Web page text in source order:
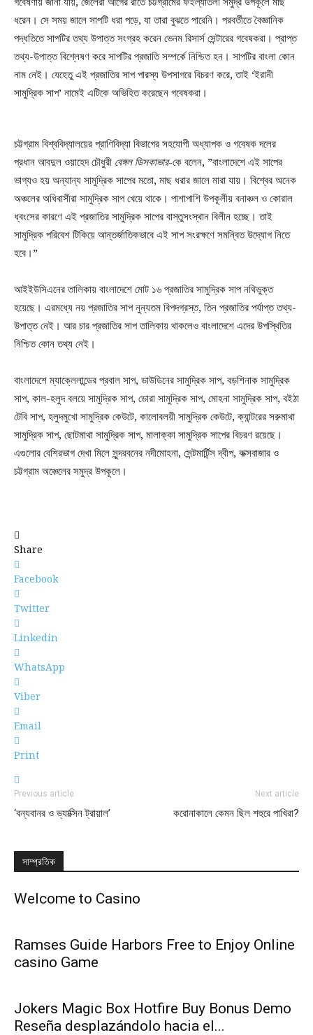
ধরেন। সে সময় জালে সাপটি ধরা পড়ে, যা তারা বুঝতে পারেনি। পরবর্তীতে বৈজ্ঞানিক
পদ্ধতিতে সাপটির তথ্য উপাত্ত সংগ্রহ করেন ভেনম রিসার্স সেন্টারের গবেষকরা। প্রাপ্ত
তথ্য-উপাত্ত বিশ্লেষণ করে সাপটির প্রজাতি সম্পর্কে নিশ্চিত হন। সাপটির বাংলা কোন
নাম নেই। যেহেতু এই প্রজাতির সাপ পারস্য উপসাগরে বিচরণ করে, তাই ‘ইরানী
সামুদ্রিক সাপ’ নামেই এটিকে অভিহিত করেছেন গবেষকরা।
চট্টগ্রাম বিশ্ববিদ্যালয়ের প্রাণিবিদ্যা বিভাগের সহযোগী অধ্যাপক ও গবেষক দলের
প্রধান আবদুল ওয়াহেদ চৌধুরী বেঙ্গল ডিসকাভার-কে বলেন, ”বাংলাদেশে এই সাপের
ভাগ্যও হয় অন্যান্য সামুদ্রিক সাপের মতো, মাছ ধরার জালে মারা যায়। বিশ্বের অনেক
অঞ্চলের অধিবাসীরা সামুদ্রিক সাপ খেয়ে থাকে। পাশাপাশি উপকূলীয় বনাঞ্চল ও কোরাল
ধ্বংসের কারণে এই প্রজাতির সামুদ্রিক সাপের বাস্তুসংস্থান বিলীন হচ্ছে। তাই
সামুদ্রিক পরিবেশ টিকিয়ে আন্তর্জাতিকভাবে এই সাপ সংরক্ষণে সমন্বিত উদ্যোগ নিতে
হবে।”
আইইউসিএনের তালিকায় বাংলাদেশে মোট ১৬ প্রজাতির সামুদ্রিক সাপ নথিভুক্ত
হয়েছে। এরমধ্যে নয় প্রজাতির সাপ নুন্যতম বিপদগ্রস্ত, তিন প্রজাতির পর্যাপ্ত তথ্য-
উপাত্ত নেই। আর চার প্রজাতির সাপ তালিকায় থাকলেও বাংলাদেশে এদের উপস্থিতির
নিশ্চিত কোন তথ্য নেই।
বাংলাদেশে ম্যাক্লেলান্ডের প্রবাল সাপ, ডাউডিনের সামুদ্রিক সাপ, বড়শিনাক সামুদ্রিক
সাপ, কাল-হলুদ বলয়ে সামুদ্রিক সাপ, ডোরা সামুদ্রিক সাপ, মোহনা সামুদ্রিক সাপ, বইঠা
টেবি সাপ, হলুদমুখো সামুদ্রিক কেউটে, কালোবলয়ী সামুদ্রিক কেউটে, ক্যান্টরের সরুমাথা
সামুদ্রিক সাপ, ছোটমাথা সামুদ্রিক সাপ, মালাক্কা সামুদ্রিক সাপের বিচরণ রয়েছে।
এগুলোর বেশিরভাগ দেখা মিলে সুন্দরবনের নদীমোহনা, সেন্টমার্টিন্স দ্বীপ, কক্সবাজার ও
চট্টগ্রাম অঞ্চেলের সমুদ্র উপকূলে।
Share
Facebook
Twitter
Linkedin
WhatsApp
Viber
Email
Print
Previous article
‘বন্যবানর ও ভ্যাক্সিন ট্রায়াল’
Next article
করোনাকালে কেমন ছিল শহুরে পাখিরা?
সাম্প্রতিক
Welcome to Casino
Ramses Guide Harbors Free to Enjoy Online
casino Game
Jokers Magic Box Hotfire Buy Bonus Demo
Reseña desplazándolo hacia el...